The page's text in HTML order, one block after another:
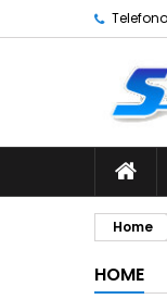
Home
HOME